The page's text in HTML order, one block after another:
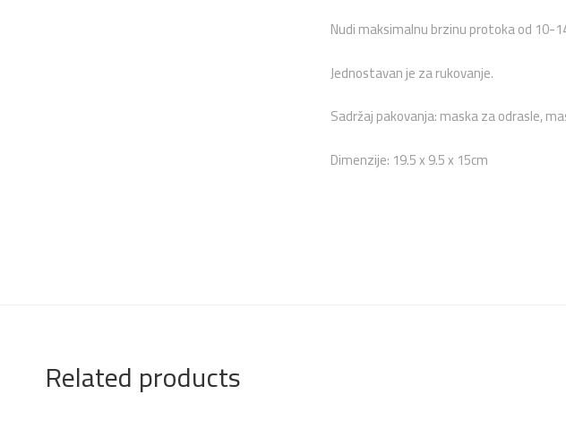
Nudi maksimalnu brzinu protoka od 10-
Jednostavan je za rukovanje.
Sadržaj pakovanja: maska za odrasle,
Dimenzije: 19.5 x 9.5 x 15cm
Related products